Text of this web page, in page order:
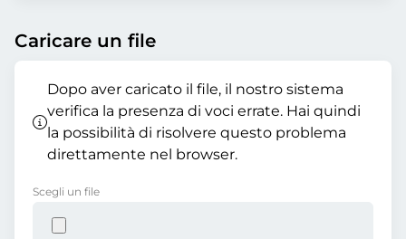
Caricare un file
Dopo aver caricato il file, il nostro sistema
verifica la presenza di voci errate. Hai quindi
la possibilità di risolvere questo problema
direttamente nel browser.
Scegli un file